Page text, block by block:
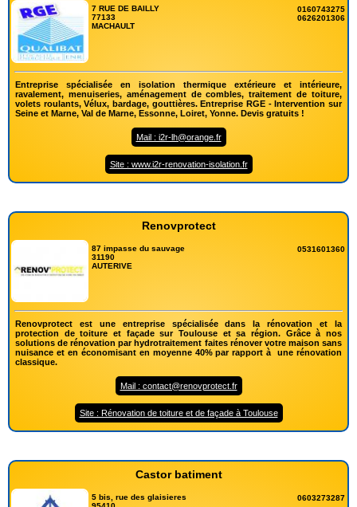
7 RUE DE BAILLY
77133
MACHAULT
0160743275
0626201306
Entreprise spécialisée en isolation thermique extérieure et intérieure,
ravalement, menuiseries, aménagement de combles, traitement de toiture,
volets roulants, Vélux, bardage, gouttières. Entreprise RGE - Intervention sur
Seine et Marne, Val de Marne, Essonne, Loiret, Yonne. Devis gratuits !
Mail : i2r-lh@orange.fr
Site : www.i2r-renovation-isolation.fr
Renovprotect
87 impasse du sauvage
31190
AUTERIVE
0531601360
Renovprotect est une entreprise spécialisée dans la rénovation et la
protection de toiture et façade sur Toulouse et sa région. Grâce à nos
solutions de rénovation par hydrotraitement faites rénover votre maison sans
nuisance et en économisant en moyenne 40% par rapport à une rénovation
classique.
Mail : contact@renovprotect.fr
Site : Rénovation de toiture et de façade à Toulouse
Castor batiment
5 bis, rue des glaisieres
0603273287